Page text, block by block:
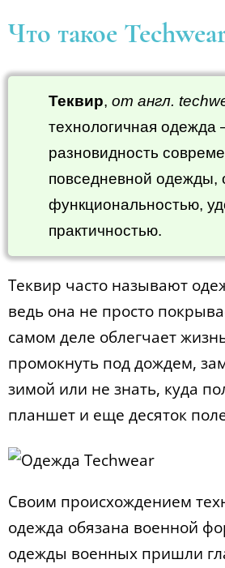
Что такое
Теквир, от англ.
технологичная одежда
разновидность
повседневной одежды,
функциональностью,
практичностью.
Теквир часто называют
ведь она не просто
самом деле облегчает
промокнуть под дождем,
зимой или не знать, куда
планшет и еще десяток
Своим происхождением
одежда обязана военной
одежды военных пришли